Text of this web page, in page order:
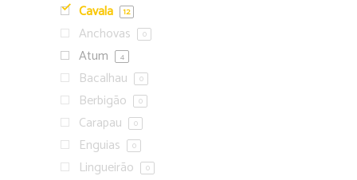
Cavala 12
Anchovas 0
Atum 4
Bacalhau 0
Berbigão 0
Carapau 0
Enguias 0
Lingueirão 0